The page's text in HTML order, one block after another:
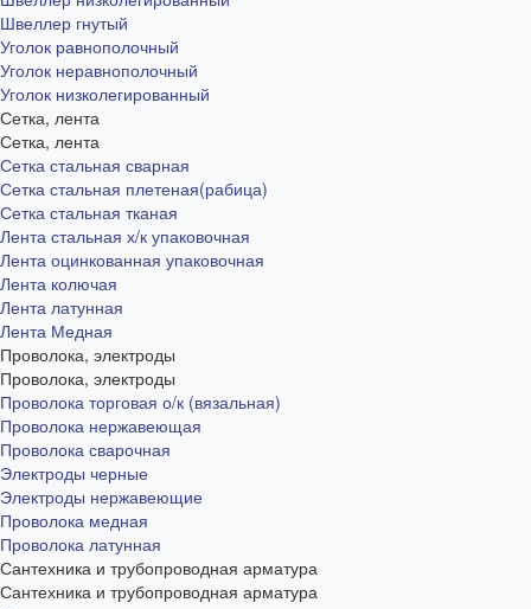
Швеллер гнутый
Уголок равнополочный
Уголок неравнополочный
Уголок низколегированный
Сетка, лента
Сетка, лента
Сетка стальная сварная
Сетка стальная плетеная(рабица)
Сетка стальная тканая
Лента стальная х/к упаковочная
Лента оцинкованная упаковочная
Лента колючая
Лента латунная
Лента Медная
Проволока, электроды
Проволока, электроды
Проволока торговая о/к (вязальная)
Проволока нержавеющая
Проволока сварочная
Электроды черные
Электроды нержавеющие
Проволока медная
Проволока латунная
Сантехника и трубопроводная арматура
Сантехника и трубопроводная арматура